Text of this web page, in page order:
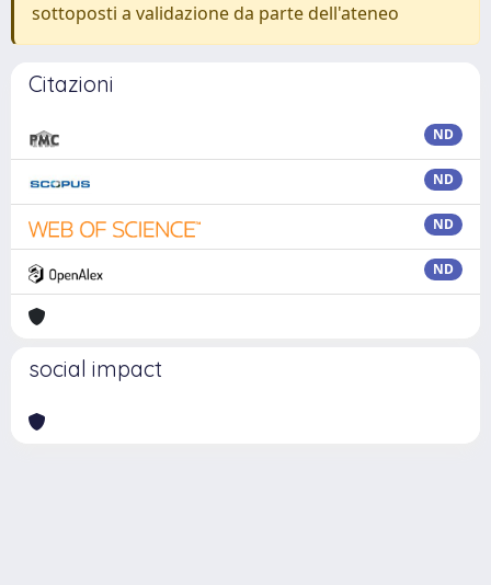
sottoposti a validazione da parte dell'ateneo
Citazioni
ND
ND
ND
ND
social impact